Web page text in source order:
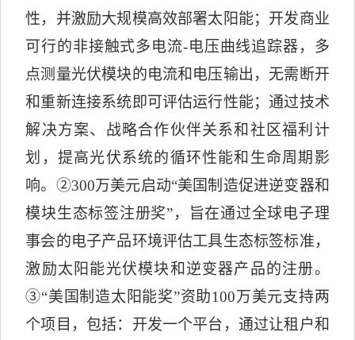
性，并激励大规模高效部署太阳能；开发商业
可行的非接触式多电流-电压曲线追踪器，多
点测量光伏模块的电流和电压输出，无需断开
和重新连接系统即可评估运行性能；通过技术
解决方案、战略合作伙伴关系和社区福利计
划，提高光伏系统的循环性能和生命周期影
响。 ②300万美元启动“美国制造促进逆变器和
模块生态标签注册奖”，旨在通过全球电子理
事会的电子产品环境评估工具生态标签标准，
激励太阳能光伏模块和逆变器产品的注册。
③“美国制造太阳能奖”资助100万美元支持两
个项目，包括：开发一个平台，通过让租户和